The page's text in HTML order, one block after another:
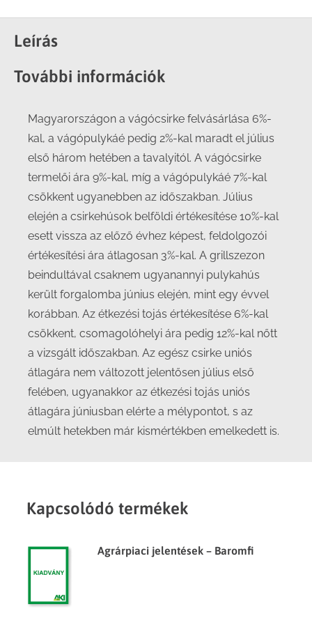
Facebook
X
Leírás
További információk
Magyarországon a vágócsirke felvásárlása 6%-
kal, a vágópulykáé pedig 2%-kal maradt el július
első három hetében a tavalyitól. A vágócsirke
termelői ára 9%-kal, míg a vágópulykáé 7%-kal
csökkent ugyanebben az időszakban. Július
elején a csirkehúsok belföldi értékesítése 10%-kal
esett vissza az előző évhez képest, feldolgozói
értékesítési ára átlagosan 3%-kal. A grillszezon
beindultával csaknem ugyanannyi pulykahús
került forgalomba június elején, mint egy évvel
korábban. Az étkezési tojás értékesítése 6%-kal
csökkent, csomagolóhelyi ára pedig 12%-kal nőtt
a vizsgált időszakban. Az egész csirke uniós
átlagára nem változott jelentősen július első
felében, ugyanakkor az étkezési tojás uniós
átlagára júniusban elérte a mélypontot, s az
elmúlt hetekben már kismértékben emelkedett is.
Kapcsolódó termékek
Agrárpiaci jelentések – Baromfi